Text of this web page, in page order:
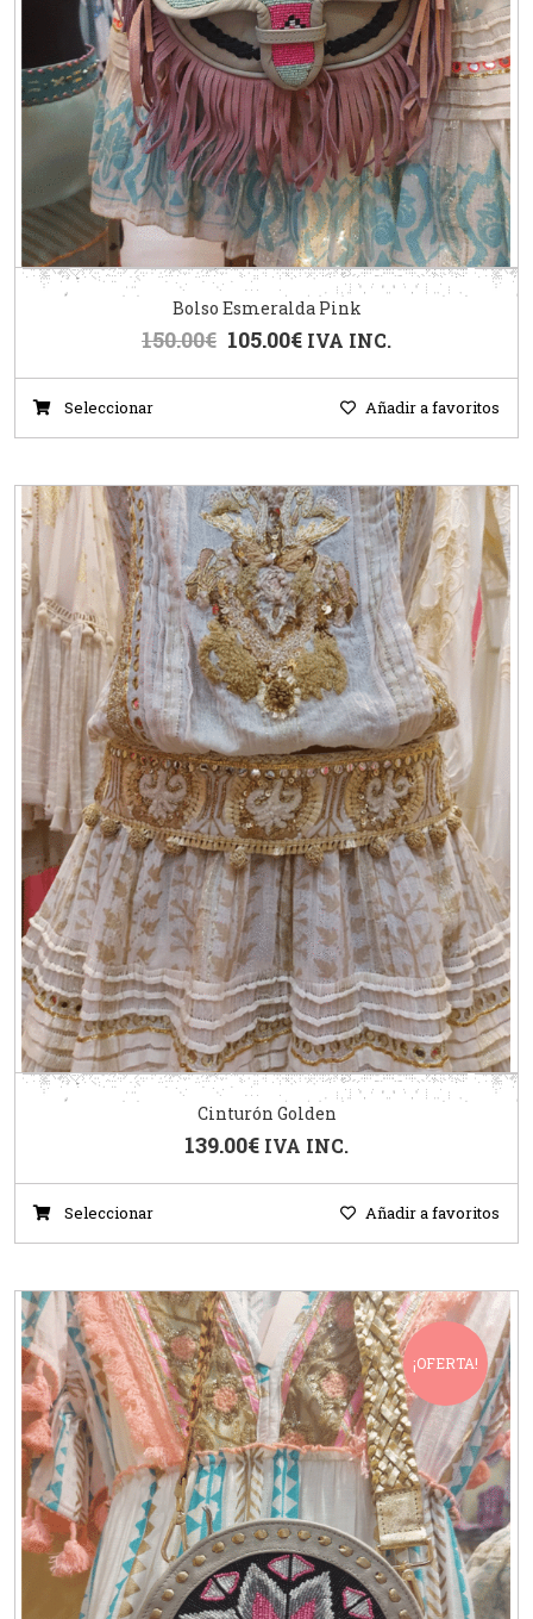
Bolso Esmeralda Pink
150.00€ 105.00€ IVA INC.
Seleccionar Añadir a favoritos
Cinturón Golden
139.00€ IVA INC.
Seleccionar Añadir a favoritos
¡OFERTA!